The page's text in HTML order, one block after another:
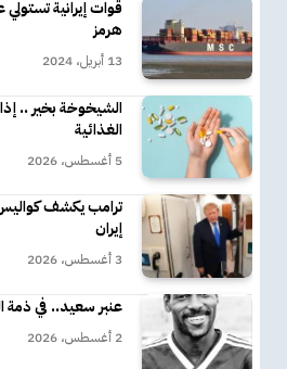
قوات إيرانية
هرمز
13 أبريل، 2024
الشيخوخة بخير ..
الغذائية
5 أغسطس، 2026
ترامب يكشف
إيران
3 أغسطس، 2026
عنبر سعيد.. في ذمة
2 أغسطس، 2026